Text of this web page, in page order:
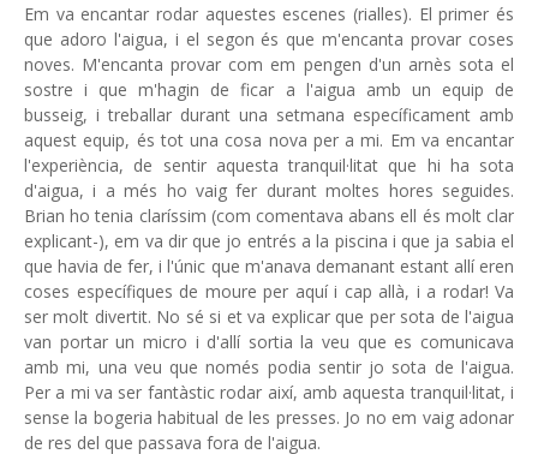
Em va encantar rodar aquestes escenes (rialles). El primer és
que adoro l'aigua, i el segon és que m'encanta provar coses
noves. M'encanta provar com em pengen d'un arnès sota el
sostre i que m'hagin de ficar a l'aigua amb un equip de
busseig, i treballar durant una setmana específicament amb
aquest equip, és tot una cosa nova per a mi. Em va encantar
l'experiència, de sentir aquesta tranquil·litat que hi ha sota
d'aigua, i a més ho vaig fer durant moltes hores seguides.
Brian ho tenia claríssim (com comentava abans ell és molt clar
explicant-), em va dir que jo entrés a la piscina i que ja sabia el
que havia de fer, i l'únic que m'anava demanant estant allí eren
coses específiques de moure per aquí i cap allà, i a rodar! Va
ser molt divertit. No sé si et va explicar que per sota de l'aigua
van portar un micro i d'allí sortia la veu que es comunicava
amb mi, una veu que només podia sentir jo sota de l'aigua.
Per a mi va ser fantàstic rodar així, amb aquesta tranquil·litat, i
sense la bogeria habitual de les presses. Jo no em vaig adonar
de res del que passava fora de l'aigua.